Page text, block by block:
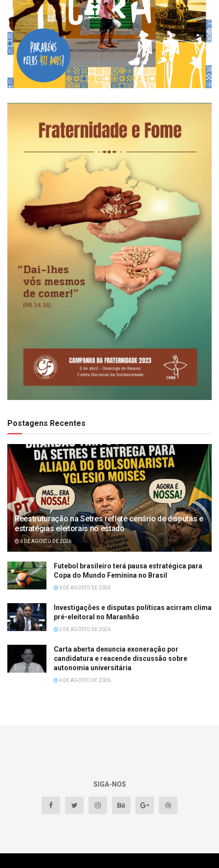
Postagens Recentes
Reestruturação na Setres reflete cenário de disputas e
estratégias eleitorais no estado
6 DE AGOSTO DE 2026
Futebol brasileiro terá pausa estratégica para
Copa do Mundo Feminina no Brasil
6 DE AGOSTO DE 2026
Investigações e disputas políticas acirram clima
pré-eleitoral no Maranhão
5 DE AGOSTO DE 2026
Carta aberta denuncia exoneração por
candidatura e reacende discussão sobre
autonomia universitária
4 DE AGOSTO DE 2026
SIGA-NOS